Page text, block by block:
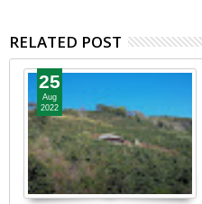
RELATED POST
25
Aug
2022